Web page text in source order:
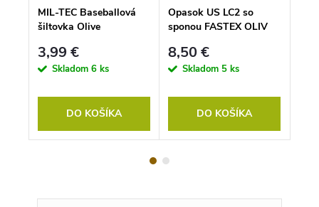
MIL-TEC Baseballová
šiltovka Olive
3,99 €
Skladom 6 ks
DO KOŠÍKA
Opasok US LC2 so
sponou FASTEX OLIV
8,50 €
Skladom 5 ks
DO KOŠÍKA